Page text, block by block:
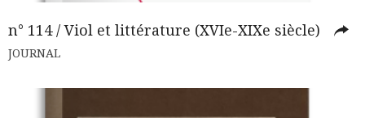
n° 114 / Viol et littérature (XVIe-XIXe siècle)
JOURNAL